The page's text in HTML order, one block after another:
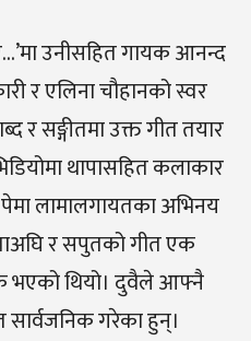
उनीसहित गायक आनन्द
र एलिना चौहानको स्वर
र सङ्गीतमा उक्त गीत तयार
थापासहित कलाकार
पेमा लामालगायतका अभिनय
र सपुतको गीत एक
भएको थियो। दुवैले आफ्नै
गरेका हुन्।